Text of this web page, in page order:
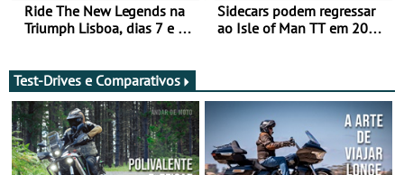
Ride The New Legends na
Triumph Lisboa, dias 7 e 8
Sidecars podem regressar
ao Isle of Man TT em 2027
Test-Drives e Comparativos